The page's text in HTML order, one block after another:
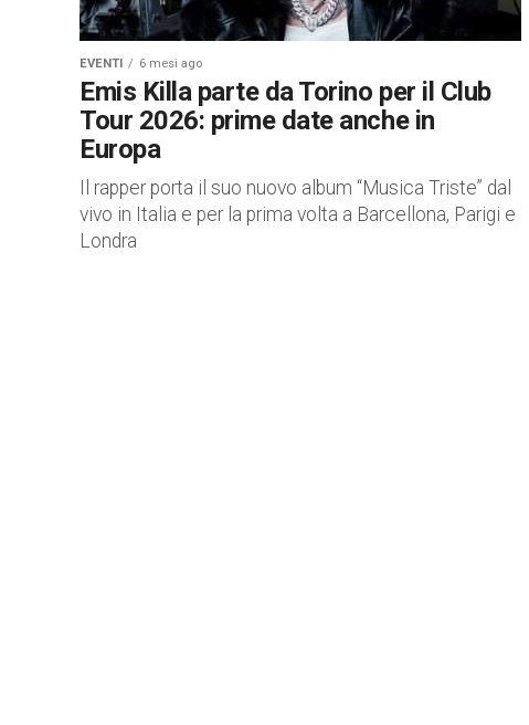
EVENTI 6 mesi ago
Emis Killa parte da Torino per il Club
Tour 2026: prime date anche in
Europa
Il rapper porta il suo nuovo album “Musica Triste” dal
vivo in Italia e per la prima volta a Barcellona, Parigi e
Londra